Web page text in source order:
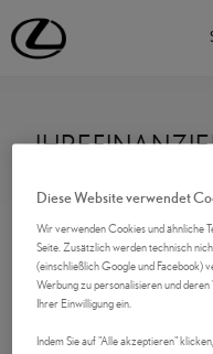
Kontaktdaten
Anrede
Diese Website verwendet
Wir verwenden Cookies und ähnliche
Seite. Zusätzlich werden technisch
(einschließlich Google und Facebook)
Werbung zu personalisieren und
Ihrer Einwilligung ein.
Indem Sie auf "Alle akzeptieren"
Lexus Deutschland | Lexus